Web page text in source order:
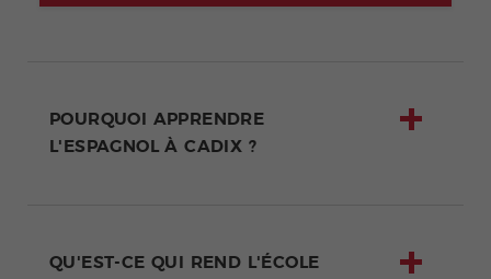
POURQUOI APPRENDRE
L'ESPAGNOL À CADIX ?
QU'EST-CE QUI REND L'ÉCOLE